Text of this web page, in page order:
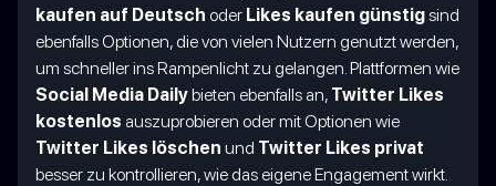
kaufen auf Deutsch oder Likes kaufen günstig sind
ebenfalls Optionen, die von vielen Nutzern genutzt werden,
um schneller ins Rampenlicht zu gelangen. Plattformen wie
Social Media Dailybieten ebenfalls an, Twitter Likes
kostenlos auszuprobieren oder mit Optionen wie
Twitter Likes löschen und Twitter Likes privat
besser zu kontrollieren, wie das eigene Engagement wirkt.